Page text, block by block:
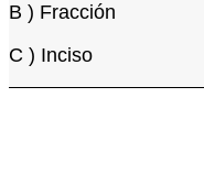
B ) Fracción
C ) Inciso